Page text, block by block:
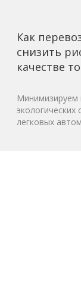
Как
снизить
качестве
Минимизируем
легковых